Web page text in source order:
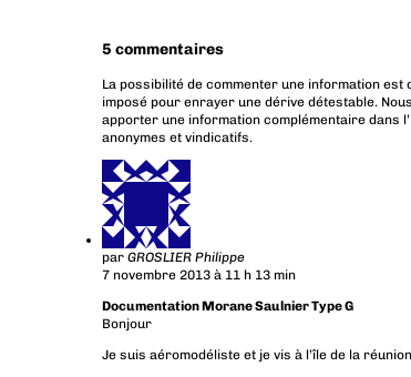
5 commentaires
La possibilité de commenter une information est
imposé pour enrayer une dérive détestable.
apporter une information complémentaire dans
anonymes et vindicatifs.
par GROSLIER Philippe
7 novembre 2013 à 11 h 13 min
Documentation Morane Saulnier Type G
Bonjour
Je suis aéromodéliste et je vis à l’île de la